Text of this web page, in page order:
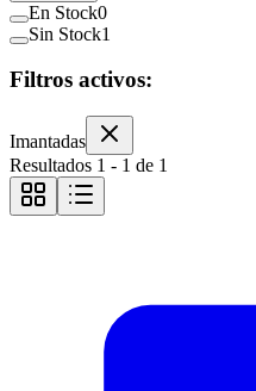
En Stock0
Sin Stock1
Filtros activos:
Imantadas
Resultados 1 - 1 de 1